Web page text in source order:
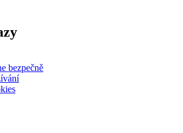
bezpečně